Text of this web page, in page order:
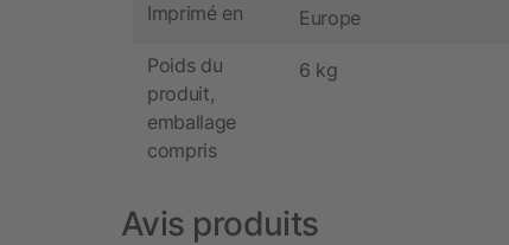
Imprimé en Europe
Poids du
produit,
emballage
compris
6 kg
Avis produits